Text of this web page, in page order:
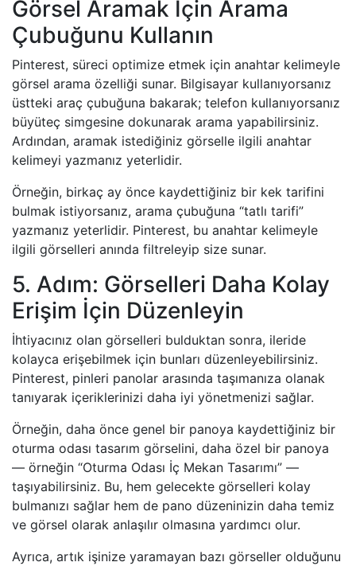
Görsel Aramak İçin Arama
Çubuğunu Kullanın
Pinterest, süreci optimize etmek için anahtar kelimeyle
görsel arama özelliği sunar. Bilgisayar kullanıyorsanız
üstteki araç çubuğuna bakarak; telefon kullanıyorsanız
büyüteç simgesine dokunarak arama yapabilirsiniz.
Ardından, aramak istediğiniz görselle ilgili anahtar
kelimeyi yazmanız yeterlidir.
Örneğin, birkaç ay önce kaydettiğiniz bir kek tarifini
bulmak istiyorsanız, arama çubuğuna “tatlı tarifi”
yazmanız yeterlidir. Pinterest, bu anahtar kelimeyle
ilgili görselleri anında filtreleyip size sunar.
5. Adım: Görselleri Daha Kolay
Erişim İçin Düzenleyin
İhtiyacınız olan görselleri bulduktan sonra, ileride
kolayca erişebilmek için bunları düzenleyebilirsiniz.
Pinterest, pinleri panolar arasında taşımanıza olanak
tanıyarak içeriklerinizi daha iyi yönetmenizi sağlar.
Örneğin, daha önce genel bir panoya kaydettiğiniz bir
oturma odası tasarım görselini, daha özel bir panoya
— örneğin “Oturma Odası İç Mekan Tasarımı” —
taşıyabilirsiniz. Bu, hem gelecekte görselleri kolay
bulmanızı sağlar hem de pano düzeninizin daha temiz
ve görsel olarak anlaşılır olmasına yardımcı olur.
Ayrıca, artık işinize yaramayan bazı görseller olduğunu